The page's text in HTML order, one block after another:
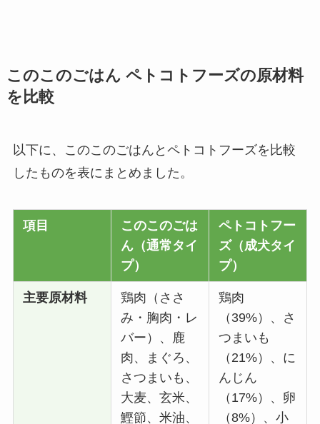
このこのごはん ペトコトフーズの原材料
を比較
以下に、このこのごはんとペトコトフーズを比較
したものを表にまとめました。
項目
このこのごは
ん（通常タイ
プ）
ペトコトフー
ズ（成犬タイ
プ）
主要原材料
鶏肉（ささ
み・胸肉・レ
バー）、鹿
肉、まぐろ、
さつまいも、
大麦、玄米、
鰹節、米油、
鶏肉
（39%）、さ
つまいも
（21%）、に
んじん
（17%）、卵
（8%）、小